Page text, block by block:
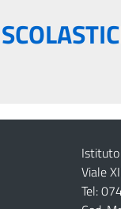
Viale
Tel: